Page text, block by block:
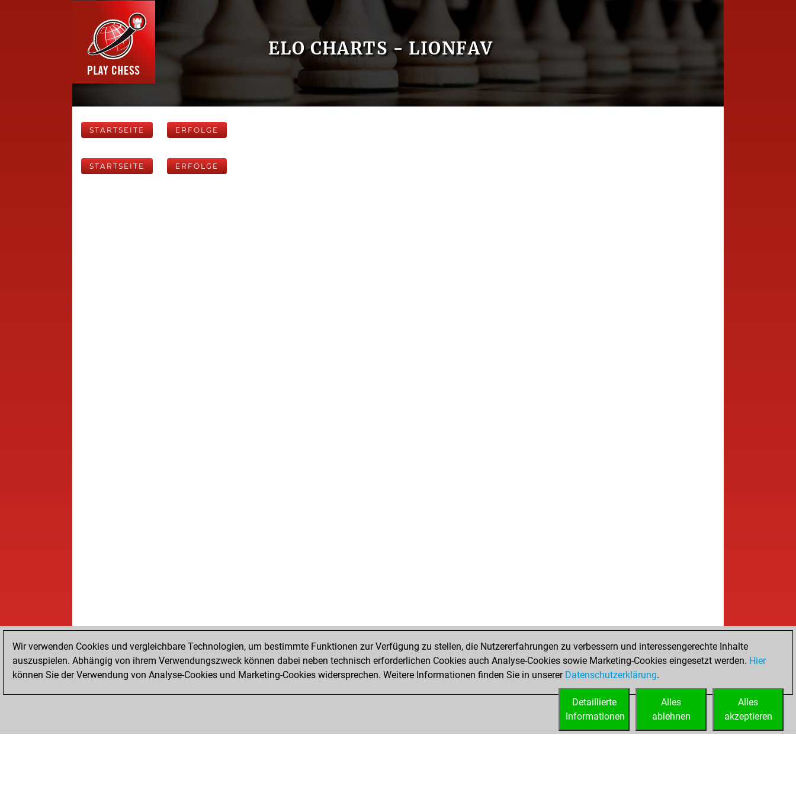
ELO CHARTS - LIONFAV
STARTSEITE ERFOLGE
STARTSEITE ERFOLGE
Wir verwenden Cookies und vergleichbare Technologien, um bestimmte Funktionen zur Verfügung zu stellen, die Nutzererfahrungen zu verbessern und interessengerechte Inhalte
auszuspielen. Abhängig von ihrem Verwendungszweck können dabei neben technisch erforderlichen Cookies auch Analyse-Cookies sowie Marketing-Cookies eingesetzt werden. Hier
können Sie der Verwendung von Analyse-Cookies und Marketing-Cookies widersprechen. Weitere Informationen finden Sie in unserer Datenschutzerklärung.
Alles
akzeptieren
Alles
ablehnen
Detaillierte
Informationen